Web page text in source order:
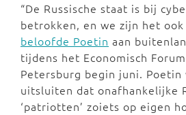
“De Russische staat is bij
betrokken, en we zijn het ook
beloofde Poetin aan
tijdens het Economisch
Petersburg begin juni.
uitsluiten dat onafhankelijke
‘patriotten’ zoiets op eigen